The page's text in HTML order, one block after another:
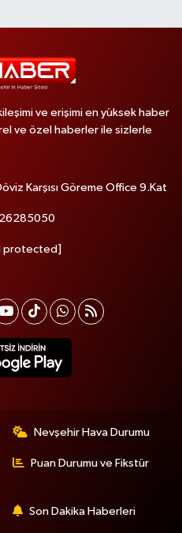
ve erişimi en yüksek haber
ve özel haberler ile sizlerle
Karşısı Göreme Office 9.Kat
protected]
Nevşehir Hava Durumu
Puan Durumu ve Fikstür
Son Dakika Haberleri